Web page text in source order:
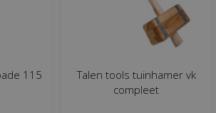
115
Talen tools tuinhamer vk
compleet